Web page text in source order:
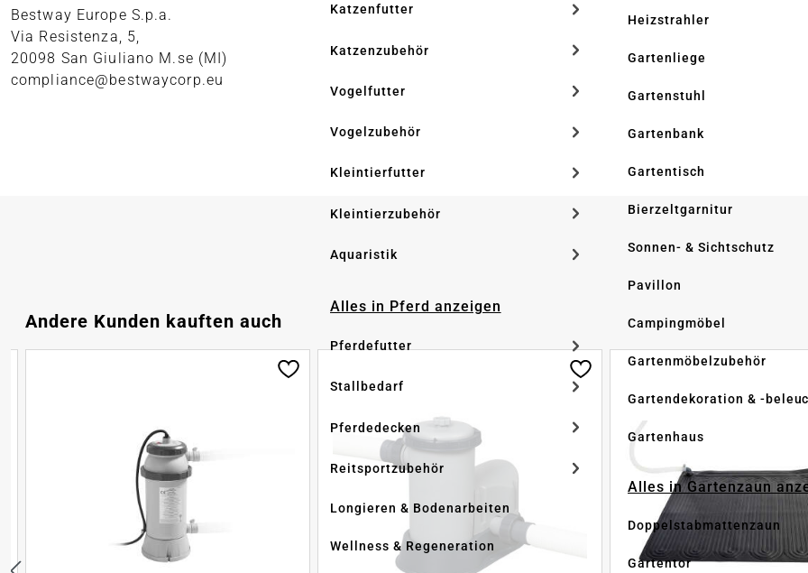
Katzenfutter
Katzenzubehör
Vogelfutter
Vogelzubehör
Kleintierfutter
Kleintierzubehör
Aquaristik
Alles in Pferd anzeigen
Pferdefutter
Stallbedarf
Pferdedecken
Reitsportzubehör
Longieren & Bodenarbeiten
Wellness & Regeneration
Heizstrahler
Gartenliege
Gartenstuhl
Gartenbank
Gartentisch
Bierzeltgarnitur
Sonnen- & Sichtschutz
Pavillon
Campingmöbel
Gartenmöbelzubehör
Gartendekoration & -
Gartenhaus
Alles in Gartenzaun
Doppelstabmattenzaun
Gartentor
Bestway Europe S.p.a.
Via Resistenza, 5,
20098 San Giuliano M.se (MI)
compliance@bestwaycorp.eu
Produktgalerie überspringen
Andere Kunden kauften auch